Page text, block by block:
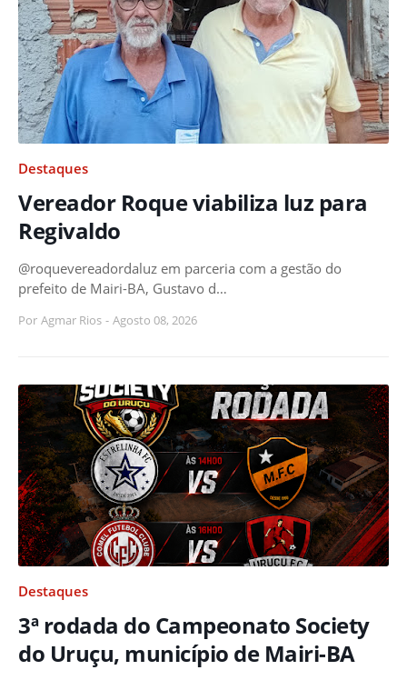
Destaques
Vereador Roque viabiliza luz para
Regivaldo
@roquevereadordaluz em parceria com a gestão do
prefeito de Mairi-BA, Gustavo d…
Por Agmar Rios - Agosto 08, 2026
Destaques
3ª rodada do Campeonato Society
do Uruçu, município de Mairi-BA